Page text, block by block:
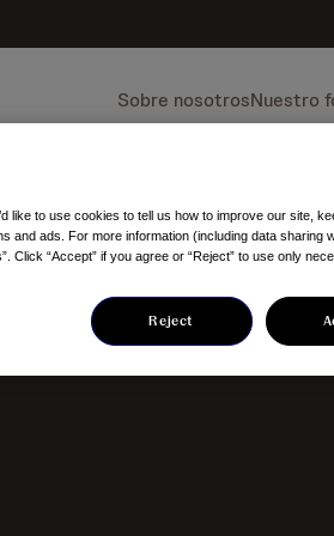
Sobre nosotrosNuestro
like to use cookies to tell us how to improve our site,
and ads. For more information (including data sharing
Click “Accept” if you agree or “Reject” to use only
Reject